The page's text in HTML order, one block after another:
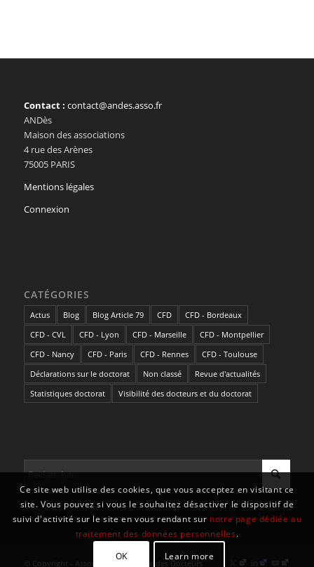
Contact : contact@andes.asso.fr
ANDès
Maison des associations
4 rue des Arènes
75005 PARIS
Mentions légales
Connexion
CATÉGORIES
Actus Blog Blog Article 79 CFD
CFD - Bordeaux
CFD - CVL
CFD - Lyon CFD - Marseille
CFD - Montpellier
CFD - Nancy
CFD - Paris CFD - Rennes
CFD - Toulouse
Déclarations sur le doctorat
Non classé
Revue d'actualités
Statistiques doctorat
Visibilité des docteurs et du doctorat
© Copyright - Association Nationale des Docteurs
Ce site web utilise des cookies, que vous acceptez en visitant ce
site. Vous pouvez si vous le souhaitez désactiver le dispositif de
suivi d'activité sur le site en vous rendant sur notre page dédiée au
traitement des données personnelles.
OK
Learn more